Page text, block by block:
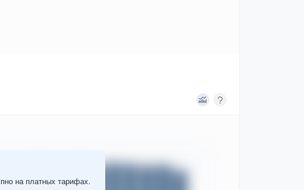
на платных тарифах.